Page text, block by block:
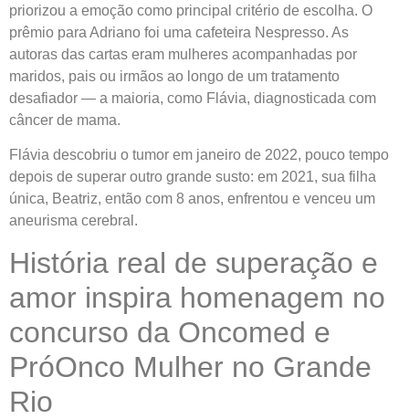
priorizou a emoção como principal critério de escolha. O
prêmio para Adriano foi uma cafeteira Nespresso. As
autoras das cartas eram mulheres acompanhadas por
maridos, pais ou irmãos ao longo de um tratamento
desafiador — a maioria, como Flávia, diagnosticada com
câncer de mama.
Flávia descobriu o tumor em janeiro de 2022, pouco tempo
depois de superar outro grande susto: em 2021, sua filha
única, Beatriz, então com 8 anos, enfrentou e venceu um
aneurisma cerebral.
História real de superação e
amor inspira homenagem no
concurso da Oncomed e
PróOnco Mulher no Grande
Rio